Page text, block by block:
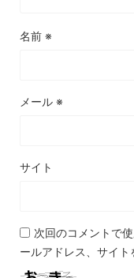
名前 ※
メール ※
サイト
次回のコメントで
ールアドレス、サイト